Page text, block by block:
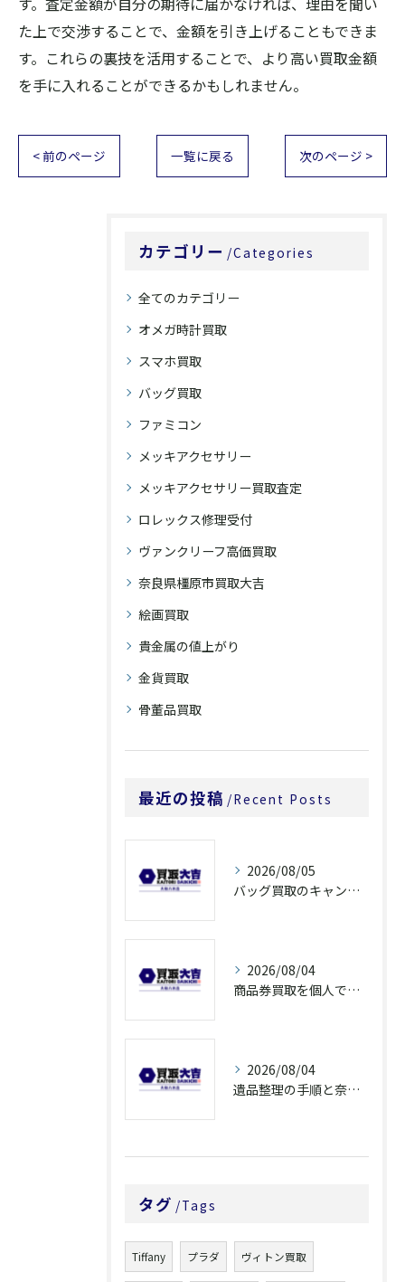
た上で交渉することで、金額を引き上げることもできま
す。これらの裏技を活用することで、より高い買取金額
を手に入れることができるかもしれません。
< 前のページ 一覧に戻る 次のページ >
カテゴリー Categories
全てのカテゴリー
オメガ時計買取
スマホ買取
バッグ買取
ファミコン
メッキアクセサリー
メッキアクセサリー買取査定
ロレックス修理受付
ヴァンクリーフ高価買取
奈良県橿原市買取大吉
絵画買取
貴金属の値上がり
金貨買取
骨董品買取
最近の投稿 Recent Posts
2026/08/05
バッグ買取のキャンペーンで奈良県橿原市でお得に売るための条件と注意点徹底ガイド
2026/08/04
商品券買取を個人で利用する際の奈良県橿原市で知っておきたい高換金ポイント
2026/08/04
遺品整理の手順と奈良県橿原市で無駄なく片付ける方法とごみ処分ポイント
タグ Tags
Tiffany プラダ ヴィトン買取